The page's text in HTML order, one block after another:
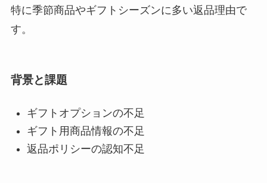
特に季節商品やギフトシーズンに多い返品理由で
す。
背景と課題
ギフトオプションの不足
ギフト用商品情報の不足
返品ポリシーの認知不足